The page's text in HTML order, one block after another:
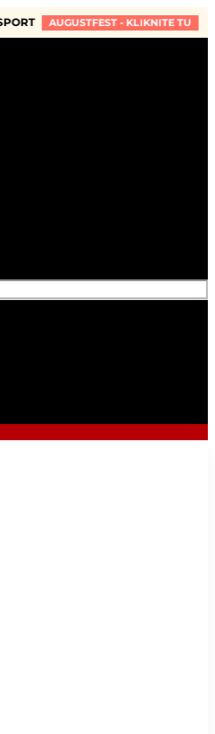
AUGUSTFEST - KLIKNITE TU